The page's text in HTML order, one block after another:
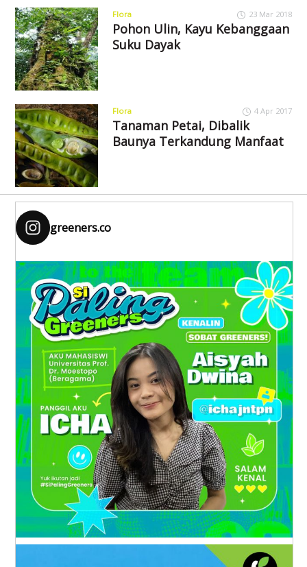
Flora 23 Mar 2018
Pohon Ulin, Kayu Kebanggaan
Suku Dayak
Flora 4 Apr 2017
Tanaman Petai, Dibalik
Baunya Terkandung Manfaat
greeners.co